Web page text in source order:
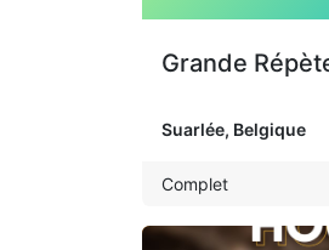
Grande
Suarlée, Belgique
Complet